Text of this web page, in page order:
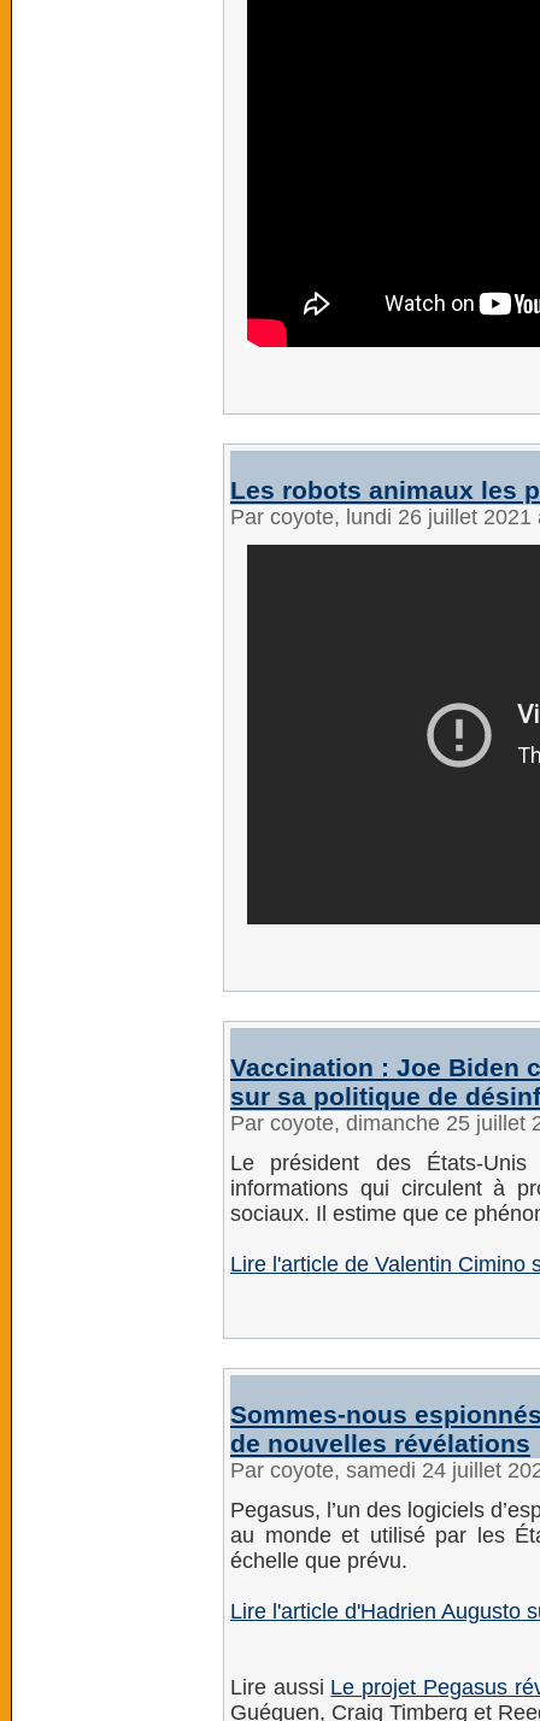
Les robots animaux les
Par coyote, lundi 26 juillet
Vaccination : Joe Biden
sur sa politique de
Par coyote, dimanche 25 juillet
Le président des États-
informations qui circulent à
sociaux. Il estime que ce
Lire l'article de Valentin Cimino
Sommes-nous
de nouvelles révélations
Par coyote, samedi 24 juillet
Pegasus, l’un des logiciels
au monde et utilisé par les
échelle que prévu.
Lire l'article d'Hadrien Augusto
Lire aussi Le projet Pegasus
Guéguen, Craig Timberg et